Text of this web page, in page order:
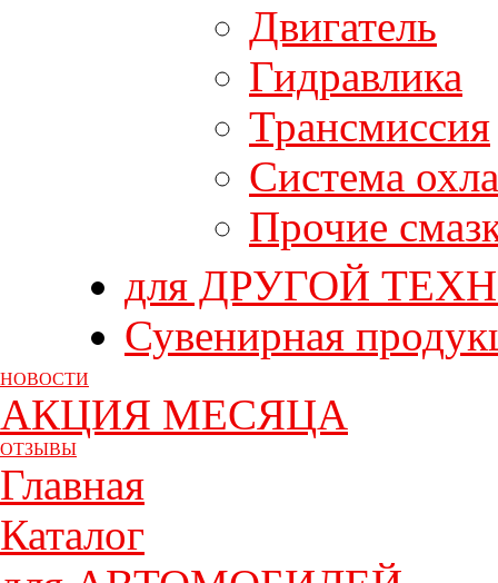
Двигатель
Гидравлика
Трансмиссия
Система
Прочие
для ДРУГОЙ
Сувенирная
НОВОСТИ
АКЦИЯ МЕСЯЦА
ОТЗЫВЫ
Главная
Каталог